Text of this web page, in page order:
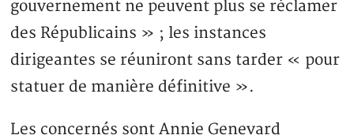
gouvernement ne peuvent plus se réclamer
des Républicains » ; les instances
dirigeantes se réuniront sans tarder « pour
statuer de manière définitive ».
Les concernés sont Annie Genevard